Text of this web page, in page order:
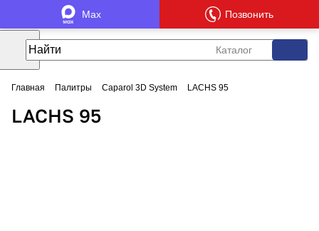
Каталог
Главная Палитры Caparol 3D System LACHS 95
LACHS 95
Max Позвонить